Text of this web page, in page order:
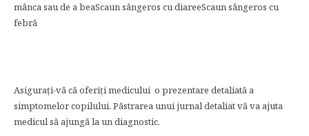
mânca sau de a beaScaun sângeros cu diareeScaun sângeros cu
febră
Asigurați-vă că oferiți medicului o prezentare detaliată a
simptomelor copilului. Păstrarea unui jurnal detaliat vă va ajuta
medicul să ajungă la un diagnostic.